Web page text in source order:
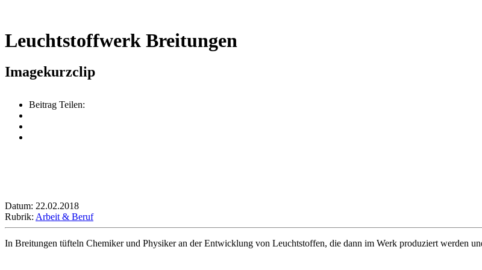
Leuchtstoffwerk Breitungen
Imagekurzclip
Beitrag Teilen:
Datum: 22.02.2018
Rubrik: Arbeit & Beruf
In Breitungen tüfteln Chemiker und Physiker an der Entwicklung von Leuchtstoffen, die dann im Werk produziert werden